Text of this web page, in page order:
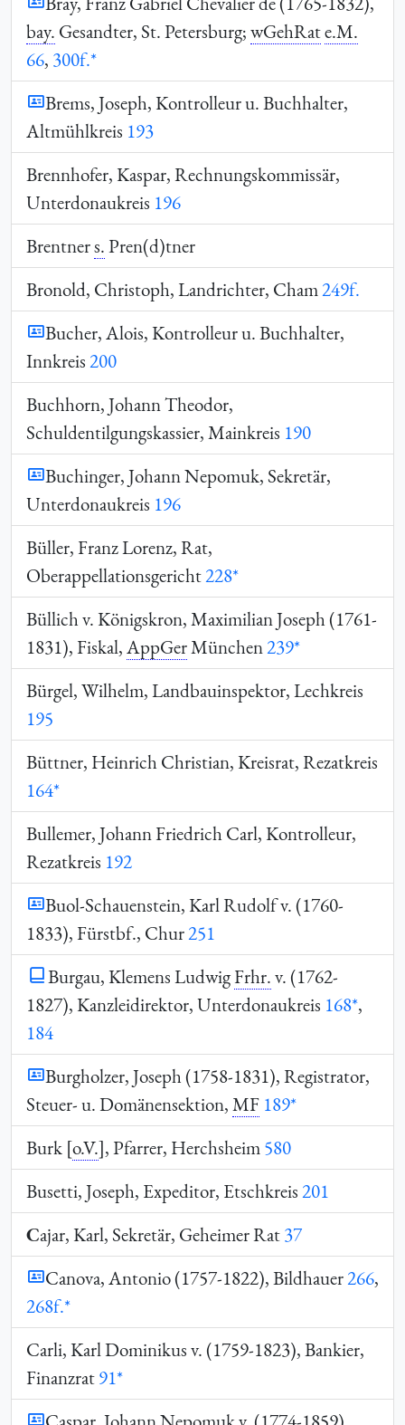
bay. Gesandter, St. Petersburg;wGehRate.M.
66, 300f.*
Brems, Joseph, Kontrolleur u. Buchhalter,
Altmühlkreis 193
Brennhofer, Kaspar, Rechnungskommissär,
Unterdonaukreis 196
Brentners.Pren(d)tner
Bronold, Christoph, Landrichter, Cham249f.
Bucher, Alois, Kontrolleur u. Buchhalter,
Innkreis200
Buchhorn, Johann Theodor,
Schuldentilgungskassier, Mainkreis 190
Buchinger, Johann Nepomuk, Sekretär,
Unterdonaukreis 196
Büller, Franz Lorenz, Rat,
Oberappellationsgericht228*
Büllich v. Königskron, Maximilian Joseph (1761-
1831), Fiskal,AppGerMünchen239*
Bürgel, Wilhelm, Landbauinspektor, Lechkreis
195
Büttner, Heinrich Christian, Kreisrat, Rezatkreis
164*
Bullemer, Johann Friedrich Carl, Kontrolleur,
Rezatkreis 192
Buol-Schauenstein, Karl Rudolf v. (1760-
1833), Fürstbf., Chur251
Burgau, Klemens LudwigFrhr.v. (1762-
1827), Kanzleidirektor, Unterdonaukreis 168*,
184
Burgholzer, Joseph (1758-1831), Registrator,
Steuer- u. Domänensektion,MF 189*
Burk [o.V.], Pfarrer, Herchsheim580
Busetti, Joseph, Expeditor, Etschkreis201
Cajar, Karl, Sekretär, Geheimer Rat37
Canova, Antonio (1757-1822), Bildhauer266,
268f.*
Carli, Karl Dominikus v. (1759-1823), Bankier,
Finanzrat91*